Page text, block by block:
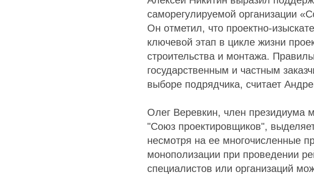
саморегулируемой организации
Он отметил, что проектно-
ключевой этап в цикле жизни
строительства и монтажа.
государственным и частным
выборе подрядчика, считает
Олег Веревкин, член президиума
"Союз проектировщиков",
несмотря на ее многочисленные
монополизации при проведении
специалистов или организаций